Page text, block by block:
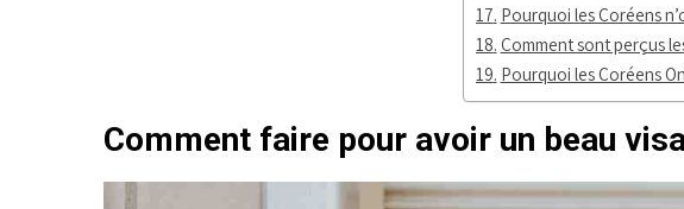
Pourquoi les Coréens
Comment sont perçus
Pourquoi les Coréens
Comment faire pour avoir un beau